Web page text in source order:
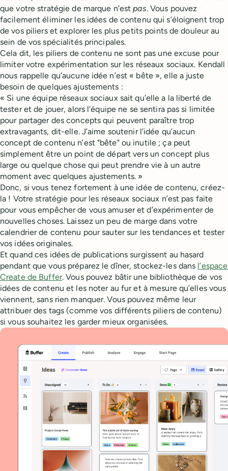
que votre stratégie de marque n’estpas. Vous pouvez
facilement éliminer les idées de contenu qui s’éloignent trop
de vos piliers et explorer les plus petits points de douleur au
sein de vos spécialités principales.
Cela dit, les piliers de contenu ne sont pas une excuse pour
limiter votre expérimentation sur les réseaux sociaux. Kendall
nous rappelle qu’aucune idée n’est « bête », elle a juste
besoin de quelques ajustements :
« Si une équipe réseaux sociaux sait qu’elle a la liberté de
tester et de jouer, alors l’équipe ne se sentira pas si limitée
pour partager des concepts qui peuvent paraître trop
extravagants, dit-elle. J’aime soutenir l’idée qu’aucun
concept de contenu n’est "bête" ou inutile ; ça peut
simplement être un point de départ vers un concept plus
large ou quelque chose qui peut prendre vie à un autre
moment avec quelques ajustements. »
Donc, si vous tenez fortement à une idée de contenu, créez-
la ! Votre stratégie pour les réseaux sociaux n’est pas faite
pour vous empêcher de vous amuser et d’expérimenter de
nouvelles choses. Laissez un peu de marge dans votre
calendrier de contenu pour sauter sur les tendances et tester
vos idées originales.
Et quand ces idées de publications surgissent au hasard
pendant que vous préparez le dîner, stockez-les dans l’espace
Create de Buffer. Vous pouvez bâtir une bibliothèque de vos
idées de contenu et les noter au fur et à mesure qu’elles vous
viennent, sans rien manquer. Vous pouvez même leur
attribuer des tags (comme vos différents piliers de contenu)
si vous souhaitez les garder mieux organisées.